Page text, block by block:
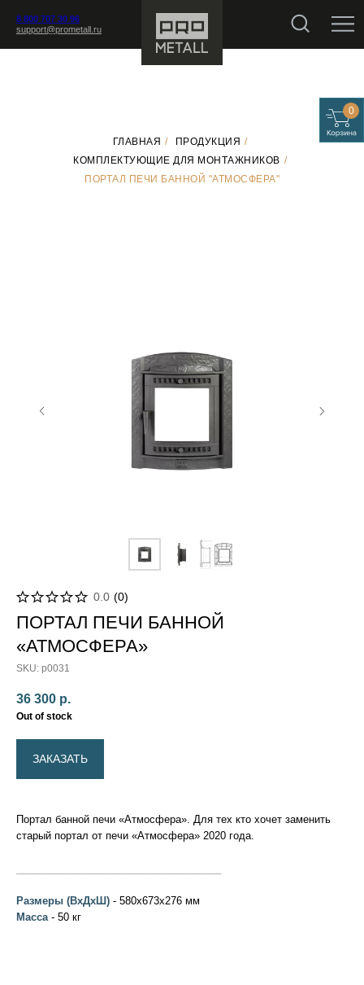
8 800 707 30 96
support@prometall.ru
0
ГЛАВНАЯ / ПРОДУКЦИЯ /
КОМПЛЕКТУЮЩИЕ ДЛЯ МОНТАЖНИКОВ /
ПОРТАЛ ПЕЧИ БАННОЙ "АТМОСФЕРА"
0.0 (0)
ПОРТАЛ ПЕЧИ БАННОЙ
«АТМОСФЕРА»
SKU: p0031
36 300 р.
Out of stock
ЗАКАЗАТЬ
Портал банной печи «Атмосфера». Для тех кто хочет заменить
старый портал от печи «Атмосфера» 2020 года.
Размеры (ВхДхШ) - 580х673х276 мм
Масса- 50 кг